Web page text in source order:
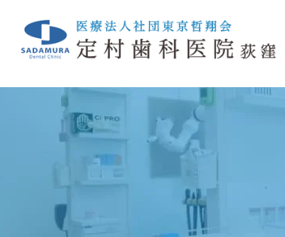
クリニック紹介TOP
診療の流れ
一般歯科
訪問歯科診療
院長ブログ